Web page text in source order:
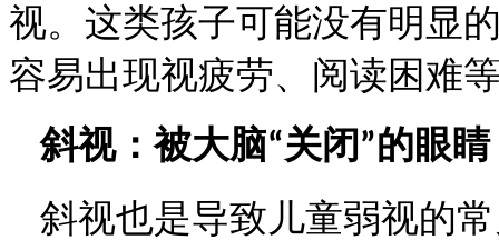
视。这类孩子可能没有明显
容易出现视疲劳、阅读困难
斜视：被大脑“关闭 ”的眼睛
斜视也是导致儿童弱视的